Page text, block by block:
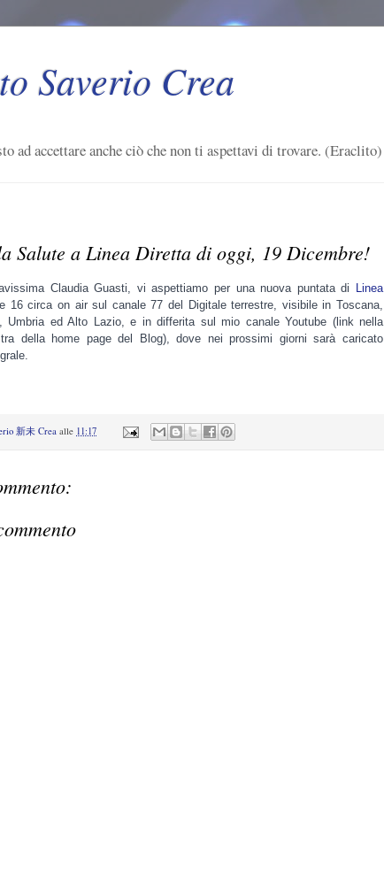
Saverio Crea
ad accettare anche ciò che non ti aspettavi di trovare. (Eraclito)
Salute a Linea Diretta di oggi, 19 Dicembre!
Claudia Guasti, vi aspettiamo per una nuova puntata di
Linea
16 circa on air sul canale 77 del Digitale terrestre, visibile in Toscana,
Umbria ed Alto Lazio, e in differita sul mio canale Youtube (link nella
della home page del Blog), dove nei prossimi giorni sarà caricato
新未 Crea alle 11:17